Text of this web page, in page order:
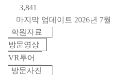
3,841
마지막 업데이트 2026년 7월
학원자료
방문영상
VR투어
방문사진